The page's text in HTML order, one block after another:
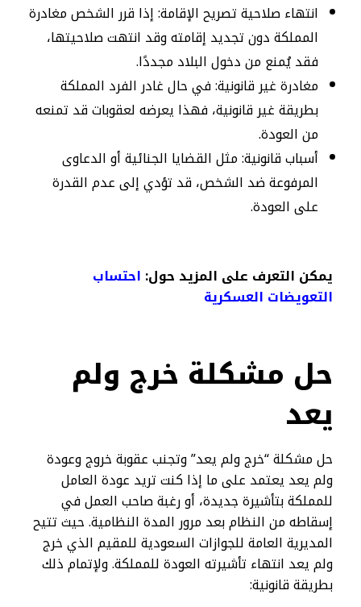
انتهاء صلاحية تصريح الإقامة: إذا قرر الشخص مغادرة
المملكة دون تجديد إقامته وقد انتهت صلاحيتها،
فقد يُمنع من دخول البلاد مجددًا.
مغادرة غير قانونية: في حال غادر الفرد المملكة
بطريقة غير قانونية، فهذا يعرضه لعقوبات قد تمنعه
من العودة.
أسباب قانونية: مثل القضايا الجنائية أو الدعاوى
المرفوعة ضد الشخص، قد تؤدي إلى عدم القدرة
على العودة.
يمكن التعرف على المزيد حول: احتساب
التعويضات العسكرية
حل مشكلة خرج ولم
يعد
حل مشكلة “خرج ولم يعد” وتجنب عقوبة خروج وعودة
ولم يعد​ يعتمد على ما إذا كنت تريد عودة العامل
للمملكة بتأشيرة جديدة، أو رغبة صاحب العمل في
إسقاطه من النظام بعد مرور المدة النظامية. حيث تتيح
المديرية العامة للجوازات السعودية للمقيم الذي خرج
ولم يعد انتهاء تأشيرته العودة للمملكة. ولإتمام ذلك
بطريقة قانونية: